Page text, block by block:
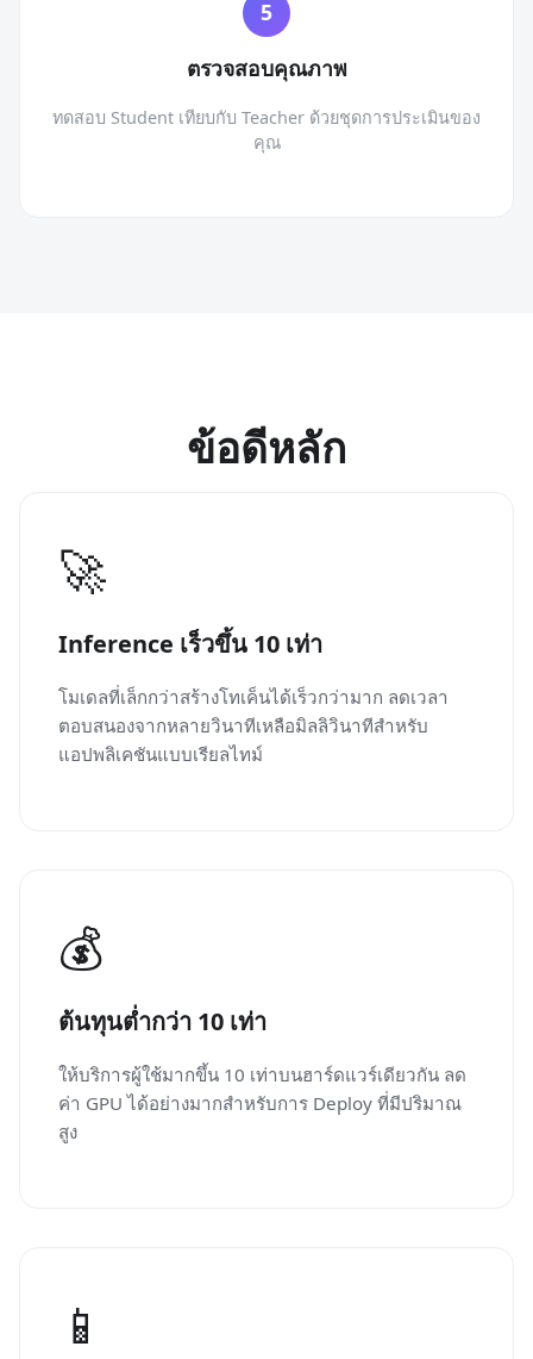
ตรวจสอบคุณภาพ
ทดสอบ Student เทียบกับ Teacher ด้วยชุดการประเมินของ
คุณ
ข้อดีหลัก
🚀
Inference เร็วขึ้น 10 เท่า
โมเดลที่เล็กกว่าสร้างโทเค็นได้เร็วกว่ามาก ลดเวลา
ตอบสนองจากหลายวินาทีเหลือมิลลิวินาทีสำหรับ
แอปพลิเคชันแบบเรียลไทม์
💰
ต้นทุนต่ำกว่า 10 เท่า
ให้บริการผู้ใช้มากขึ้น 10 เท่าบนฮาร์ดแวร์เดียวกัน ลด
ค่า GPU ได้อย่างมากสำหรับการ Deploy ที่มีปริมาณ
สูง
📱